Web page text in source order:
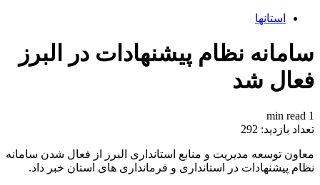
استانها
سامانه نظام پیشنهادات در البرز
فعال شد
1 min read
تعداد بازدید: 292
معاون توسعه مدیریت و منابع استانداری البرز از فعال شدن سامانه
نظام پیشنهادات در استانداری و فرمانداری های استان خبر داد.